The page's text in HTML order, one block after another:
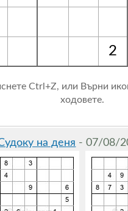
2
Ctrl+Z, или Върни
ходовете.
на деня - 07/08/